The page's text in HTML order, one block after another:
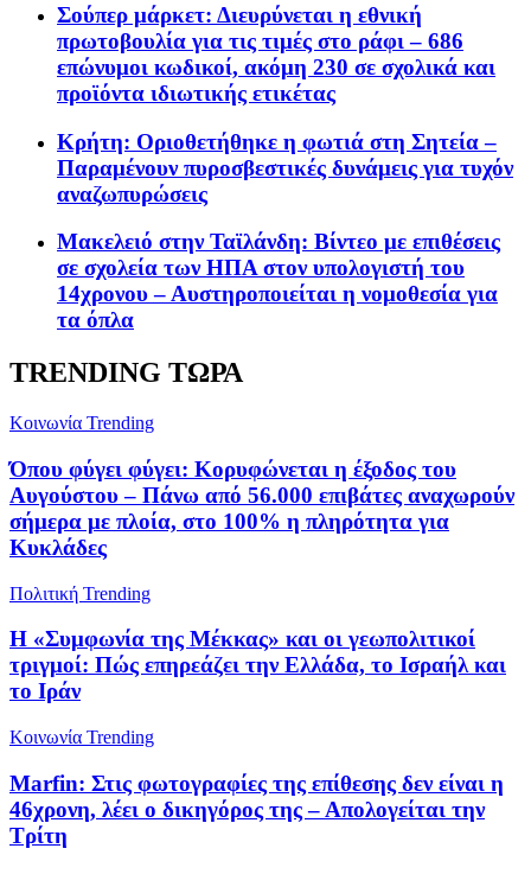
Σούπερ μάρκετ: Διευρύνεται η εθνική
πρωτοβουλία για τις τιμές στο ράφι – 686
επώνυμοι κωδικοί, ακόμη 230 σε σχολικά και
προϊόντα ιδιωτικής ετικέτας
Κρήτη: Οριοθετήθηκε η φωτιά στη Σητεία –
Παραμένουν πυροσβεστικές δυνάμεις για τυχόν
αναζωπυρώσεις
Μακελειό στην Ταϊλάνδη: Βίντεο με επιθέσεις
σε σχολεία των ΗΠΑ στον υπολογιστή του
14χρονου – Αυστηροποιείται η νομοθεσία για
τα όπλα
TRENDING ΤΩΡΑ
Κοινωνία Trending
Όπου φύγει φύγει: Κορυφώνεται η έξοδος του
Αυγούστου – Πάνω από 56.000 επιβάτες αναχωρούν
σήμερα με πλοία, στο 100% η πληρότητα για
Κυκλάδες
Πολιτική Trending
Η «Συμφωνία της Μέκκας» και οι γεωπολιτικοί
τριγμοί: Πώς επηρεάζει την Ελλάδα, το Ισραήλ και
το Ιράν
Κοινωνία Trending
Marfin: Στις φωτογραφίες της επίθεσης δεν είναι η
46χρονη, λέει ο δικηγόρος της – Απολογείται την
Τρίτη